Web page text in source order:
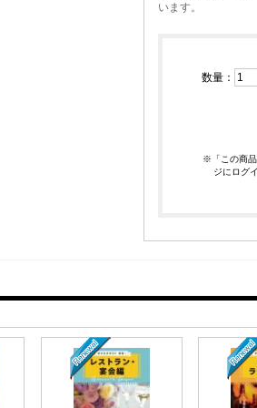
います。
数量：
※「この商品
ジにログ